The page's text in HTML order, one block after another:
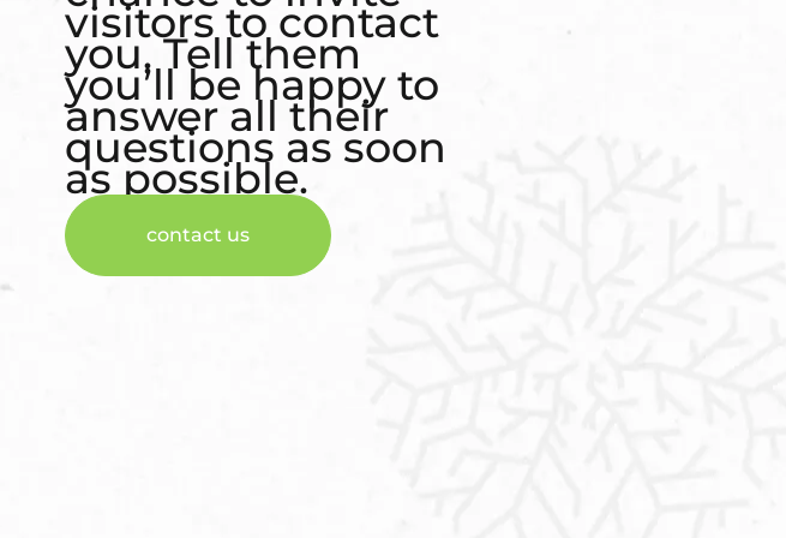
visitors to contact
you. Tell them
you’ll be happy to
answer all their
questions as soon
as possible.
contact us